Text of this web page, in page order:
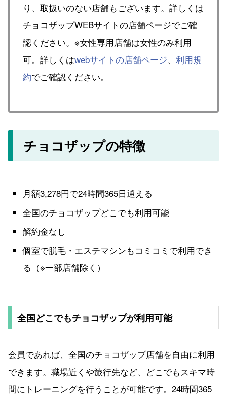
り、取扱いのない店舗もございます。詳しくは
チョコザップWEBサイトの店舗ページでご確
認ください。※女性専用店舗は女性のみ利用
可。詳しくはwebサイトの店舗ページ、 利用規
約でご確認ください。
チョコザップの特徴
月額3,278円で24時間365日通える
全国のチョコザップどこでも利用可能
解約金なし
個室で脱毛・エステマシンもコミコミで利用でき
る（※一部店舗除く）
全国どこでもチョコザップが利用可能
会員であれば、全国のチョコザップ店舗を自由に利用
できます。職場近くや旅行先など、どこでもスキマ時
間にトレーニングを行うことが可能です。24時間365